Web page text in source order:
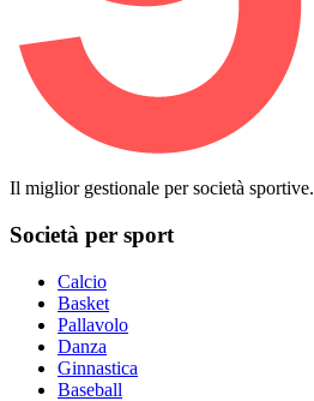
Il miglior gestionale per società sportive.
Società per sport
Calcio
Basket
Pallavolo
Danza
Ginnastica
Baseball